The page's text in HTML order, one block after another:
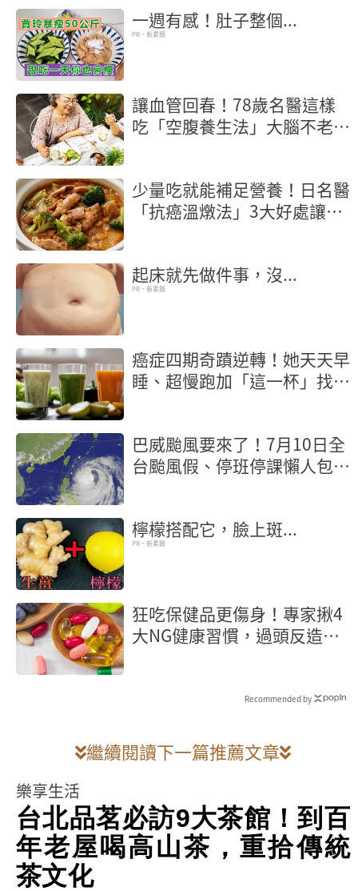
一週有感！肚子整個...
PR・新素簡
讓血管回春！78歲名醫這樣
吃「空腹養生法」大腦不老又
少量吃就能補足營養！日名醫
「抗癌溫燉法」3大好處讓癌
起床就先做件事，沒...
PR・新素簡
癌症四期奇蹟逆轉！她天天早
睡、超慢跑加「這一杯」找回
巴威颱風要來了！7月10日全
台颱風假、停班停課懶人包
檸檬搭配它，臉上斑...
PR・新素簡
狂吃保健品更傷身！專家揪4
大NG健康習慣，過頭反造成
Recommended by
繼續閱讀下一篇推薦文章
樂享生活
台北品茗必訪9大茶館！到百
年老屋喝高山茶，重拾傳統
茶文化